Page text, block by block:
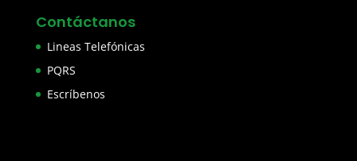
Contáctanos
Lineas Telefónicas
PQRS
Escríbenos